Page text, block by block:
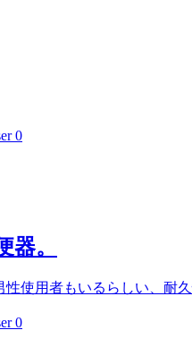
0
器。
使用者もいるらしい、耐
0